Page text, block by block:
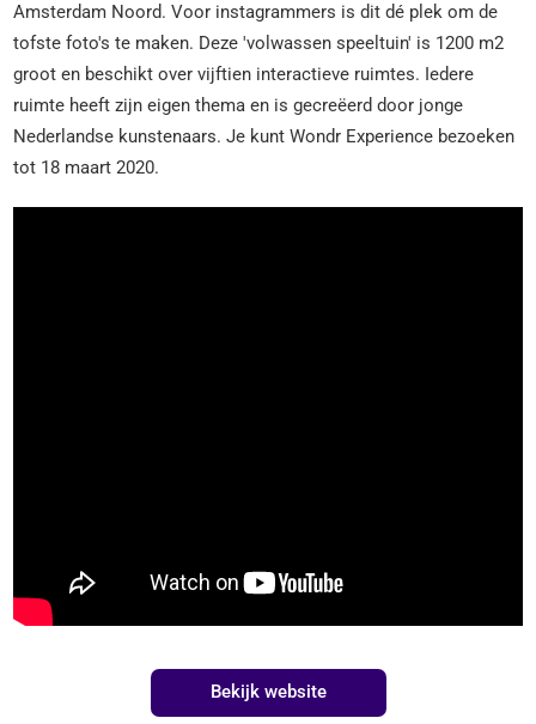
Amsterdam Noord. Voor instagrammers is dit dé plek om de
tofste foto's te maken. Deze 'volwassen speeltuin' is 1200 m2
groot en beschikt over vijftien interactieve ruimtes. Iedere
ruimte heeft zijn eigen thema en is gecreëerd door jonge
Nederlandse kunstenaars. Je kunt Wondr Experience bezoeken
tot 18 maart 2020.
Bekijk website